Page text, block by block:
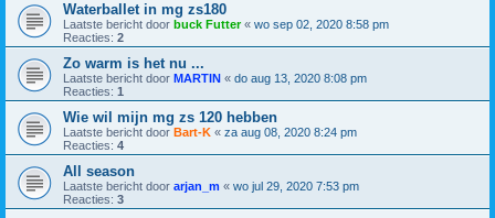
Waterballet in mg zs180
Laatste bericht door buck Futter« wo sep 02, 2020 8:58 pm
Reacties: 2
Zo warm is het nu ...
Laatste bericht door MARTIN « do aug 13, 2020 8:08 pm
Reacties: 1
Wie wil mijn mg zs 120 hebben
Laatste bericht door Bart-K « za aug 08, 2020 8:24 pm
Reacties: 4
All season
Laatste bericht door arjan_m « wo jul 29, 2020 7:53 pm
Reacties: 3